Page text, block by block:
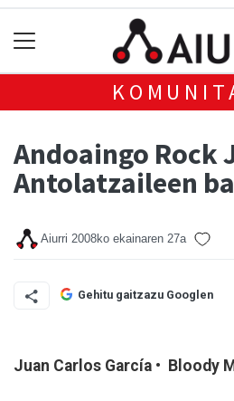
Andoaingo Rock
Antolatzaileen
Aiurri 2008ko ekainaren 27a
Gehitu gaitzazu Googlen
Juan Carlos García • Bloody